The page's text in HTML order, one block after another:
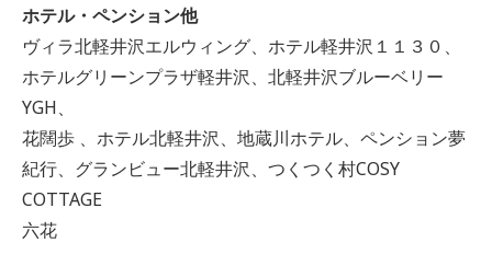
ホテル・ペンション他
ヴィラ北軽井沢エルウィング、ホテル軽井沢１１３０、
ホテルグリーンプラザ軽井沢、北軽井沢ブルーベリー
YGH、
花闊歩 、ホテル北軽井沢、地蔵川ホテル、ペンション夢
紀行、グランビュー北軽井沢、つくつく村COSY
COTTAGE
六花